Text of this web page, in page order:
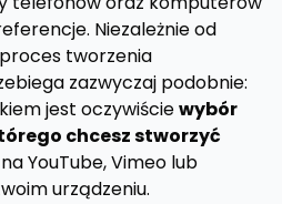
Niezależnie od
tworzenia
zazwyczaj podobnie:
jest oczywiściewybór
chcesz stworzyć
YouTube, Vimeo lub
urządzeniu.